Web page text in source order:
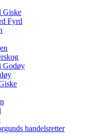
Giske
Fyrd
Godøy
handelsretter